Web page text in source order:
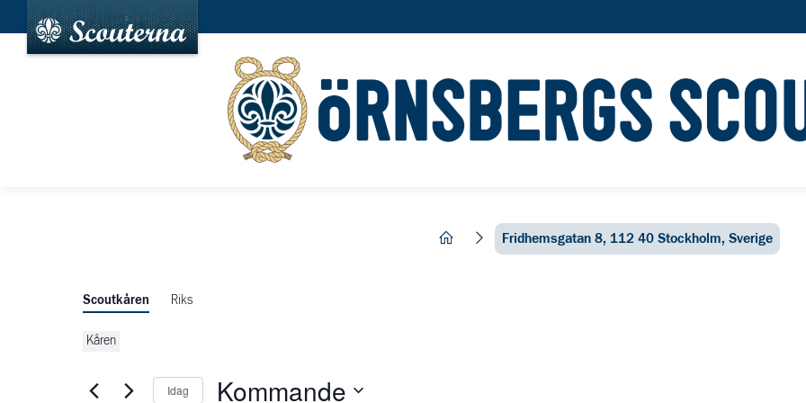
hem Fridhemsgatan 8, 112 40 Stockholm, Sverige
Scoutkåren Riks
Kåren
Idag Kommande